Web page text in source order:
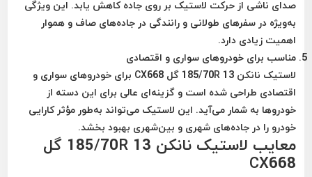
صدای ناشی از حرکت لاستیک بر روی جاده کاهش یابد. این ویژگی
به‌ویژه در سفرهای طولانی و رانندگی در جاده‌های صاف و هموار
اهمیت زیادی دارد.
مناسب برای خودروهای سواری و اقتصادی
لاستیک نانکن 185/70R 13 گل CX668 برای خودروهای سواری و
اقتصادی طراحی شده است و گزینه‌ای عالی برای این دسته از
خودروها به شمار می‌آید. این لاستیک می‌تواند به‌طور مؤثر کارایی
خودرو را در جاده‌های شهری و بین‌شهری بهبود بخشد.
معایب لاستیک نانکن 185/70R 13 گل
CX668